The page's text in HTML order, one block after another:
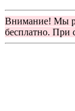
Внимание! Мы
бесплатно. При